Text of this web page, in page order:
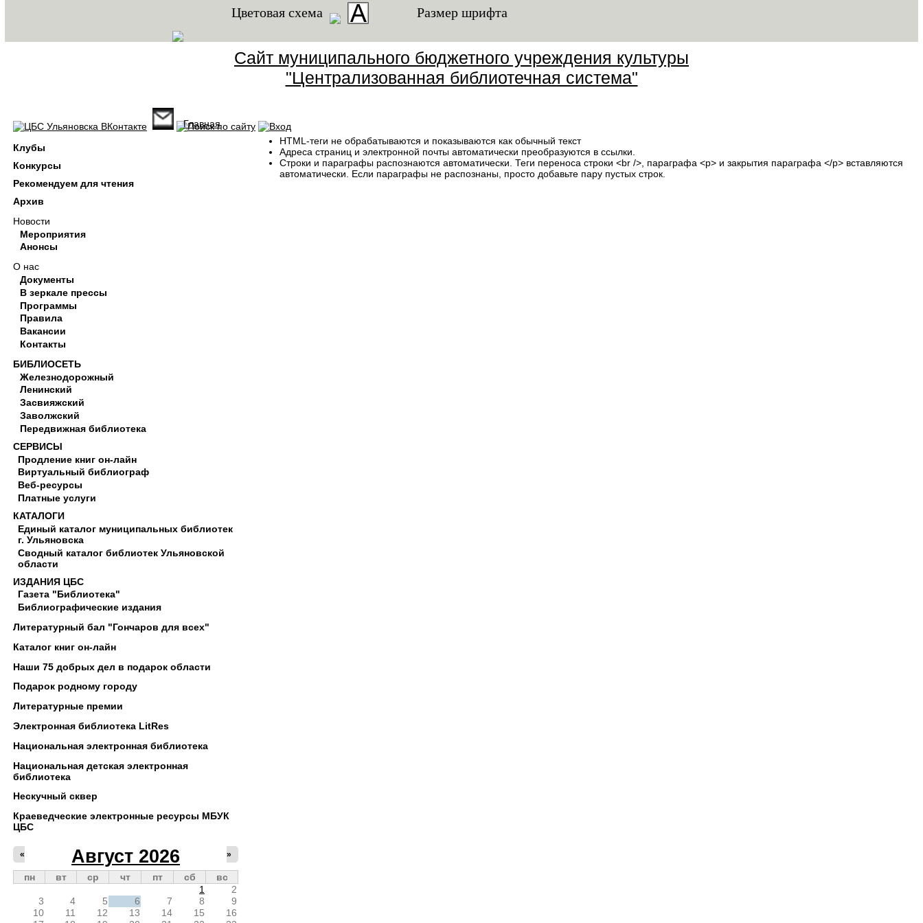
Цветовая схема Размер шрифта
Сайт муниципального бюджетного учреждения культуры
"Централизованная библиотечная система"
Главная
Клубы
Конкурсы
Рекомендуем для чтения
Архив
Новости
Мероприятия
Анонсы
О нас
Документы
В зеркале прессы
Программы
Правила
Вакансии
Контакты
БИБЛИОСЕТЬ
Железнодорожный
Ленинский
Засвияжский
Заволжский
Передвижная библиотека
СЕРВИСЫ
Продление книг он-лайн
Виртуальный библиограф
Веб-ресурсы
Платные услуги
КАТАЛОГИ
Единый каталог муниципальных библиотек
г. Ульяновска
Сводный каталог библиотек Ульяновской
области
ИЗДАНИЯ ЦБС
Газета "Библиотека"
Библиографические издания
Литературный бал "Гончаров для всех"
Каталог книг он-лайн
Наши 75 добрых дел в подарок области
Подарок родному городу
Литературные премии
Электронная библиотека LitRes
Национальная электронная библиотека
Национальная детская электронная
библиотека
Нескучный сквер
Краеведческие электронные ресурсы МБУК
ЦБС
Август 2026
« »
пн вт ср чт пт сб
вс
1
2
3
4 5 6 7 8
9
10
11 12 13 14 15
16
HTML-теги не обрабатываются и показываются как обычный текст
Адреса страниц и электронной почты автоматически преобразуются в ссылки.
Строки и параграфы распознаются автоматически. Теги переноса строки <br />, параграфа <p> и закрытия параграфа </p> вставляются
автоматически. Если параграфы не распознаны, просто добавьте пару пустых строк.